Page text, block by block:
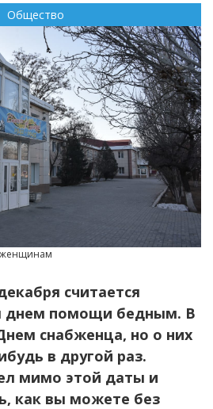
Общество
считается
помощи бедным. В
снабженца, но о них
в другой раз.
мимо этой даты и
как вы можете без